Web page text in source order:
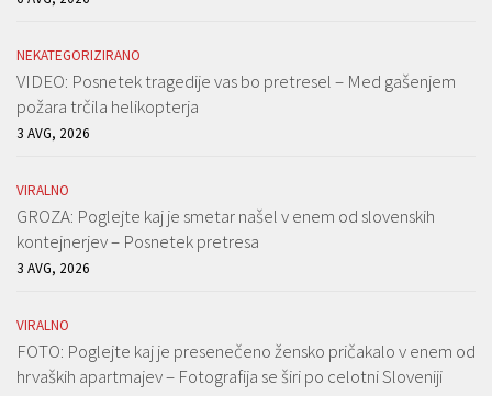
NEKATEGORIZIRANO
VIDEO: Posnetek tragedije vas bo pretresel – Med gašenjem
požara trčila helikopterja
3 AVG, 2026
VIRALNO
GROZA: Poglejte kaj je smetar našel v enem od slovenskih
kontejnerjev – Posnetek pretresa
3 AVG, 2026
VIRALNO
FOTO: Poglejte kaj je presenečeno žensko pričakalo v enem od
hrvaških apartmajev – Fotografija se širi po celotni Sloveniji